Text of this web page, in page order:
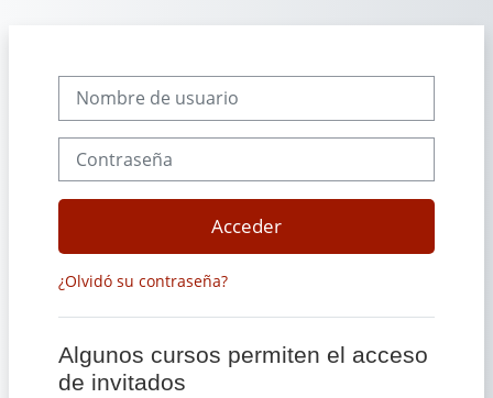
Nombre de usuario
Acceder
¿Olvidó su contraseña?
Algunos cursos permiten el acceso
de invitados